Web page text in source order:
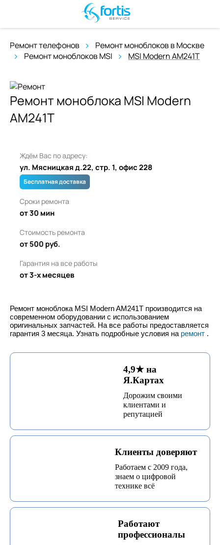
Ремонт телефонов
Ремонт моноблоков в Москве
Ремонт моноблоков MSI
MSI Modern AM241T
Ремонт моноблока MSI Modern
AM241T
Ждём Вас по адресу:
ул. Мясницкая д.22, стр. 1, офис 228
Бесплатная доставка
Сроки ремонта
от 30 мин
Стоимость ремонта
от 500 руб.
Гарантия на все работы
от 3-х месяцев
Ремонт моноблока MSI Modern AM241T производится на
современном оборудовании с использованием
оригинальных запчастей. На все работы предоставляется
гарантия 3 месяца. Узнать подробные условия на ремонт .
4,9★ на
Я.Картах
Дорожим своими
клиентами и
репутацией
Клиенты доверяют
Работаем с 2009 года,
знаем о цифровой
технике всё
Работают
профессионалы